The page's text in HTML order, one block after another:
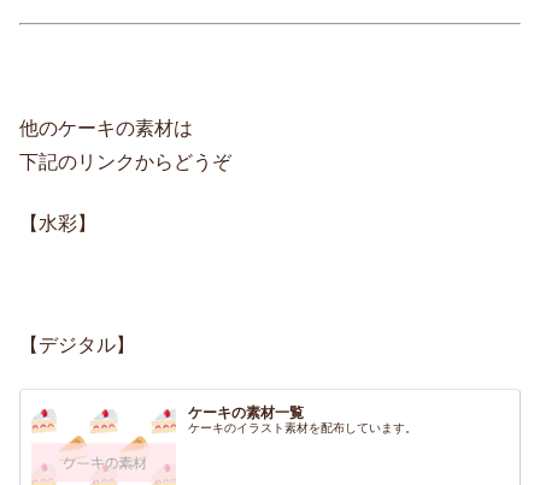
他のケーキの素材は
下記のリンクからどうぞ
【水彩】
【デジタル】
ケーキの素材一覧
ケーキのイラスト素材を配布しています。